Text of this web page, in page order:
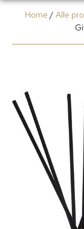
Home / Alle